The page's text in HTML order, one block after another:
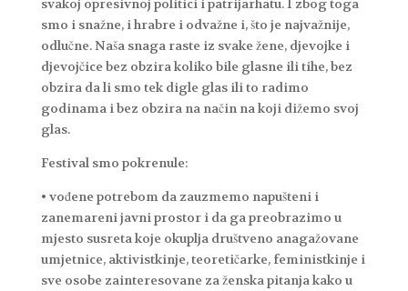
svakoj opresivnoj politici i patrijarhatu. I zbog toga
smo i snažne, i hrabre i odvažne i, što je najvažnije,
odlučne. Naša snaga raste iz svake žene, djevojke i
djevojčice bez obzira koliko bile glasne ili tihe, bez
obzira da li smo tek digle glas ili to radimo
godinama i bez obzira na način na koji dižemo svoj
glas.
Festival smo pokrenule:
• vođene potrebom da zauzmemo napušteni i
zanemareni javni prostor i da ga preobrazimo u
mjesto susreta koje okuplja društveno anagažovane
umjetnice, aktivistkinje, teoretičarke, feministkinje i
sve osobe zainteresovane za ženska pitanja kako u